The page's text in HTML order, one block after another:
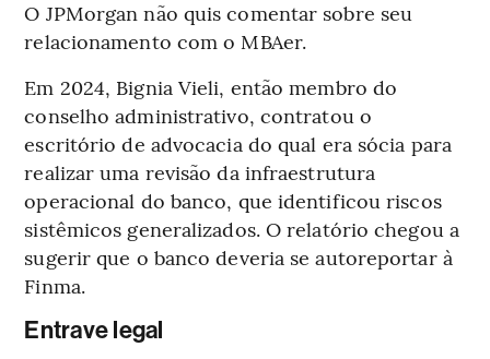
O JPMorgan não quis comentar sobre seu
relacionamento com o MBAer.
Em 2024, Bignia Vieli, então membro do
conselho administrativo, contratou o
escritório de advocacia do qual era sócia para
realizar uma revisão da infraestrutura
operacional do banco, que identificou riscos
sistêmicos generalizados. O relatório chegou a
sugerir que o banco deveria se autoreportar à
Finma.
Entrave legal